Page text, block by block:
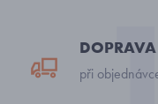
při